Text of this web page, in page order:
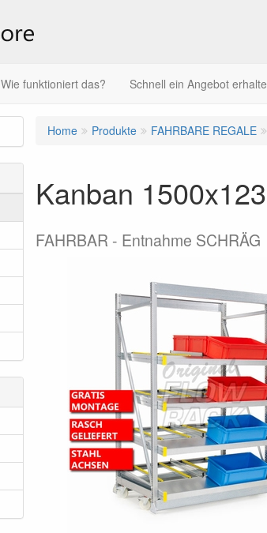
Wie funktioniert das? Schnell ein Angebot
Home Produkte FAHRBARE REGALE
Kanban
FAHRBAR - Entnahme SCHRÄG